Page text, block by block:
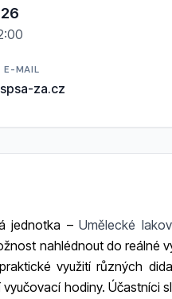
E-MAIL
za.cz
jednotka – Umělecké
nahlédnout do reálné
využití různých
vyučovací hodiny. Účastníci